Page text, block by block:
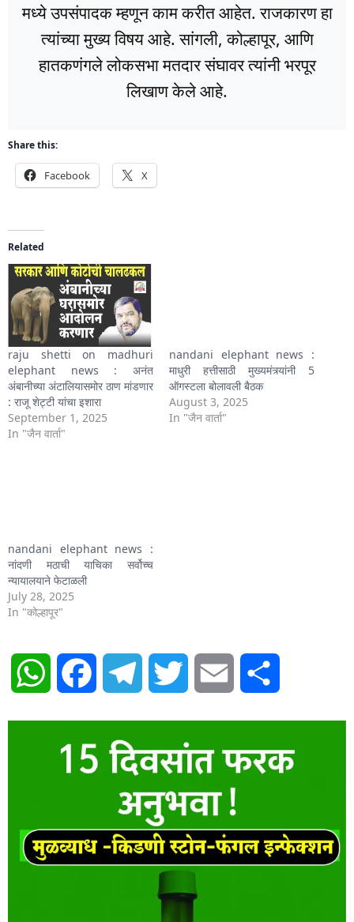
मध्ये उपसंपादक म्हणून काम करीत आहेत. राजकारण हा
त्यांच्या मुख्य विषय आहे. सांगली, कोल्हापूर, आणि
हातकणंगले लोकसभा मतदार संघावर त्यांनी भरपूर
लिखाण केले आहे.
Share this:
Facebook X
Related
raju shetti on madhuri
elephant news : अनंत
अंबानीच्या अंटालियासमोर ठाण मांडणार
: राजू शेट्टी यांचा इशारा
September 1, 2025
In "जैन वार्ता"
nandani elephant news :
माधुरी हत्तीसाठी मुख्यमंत्र्यांनी 5
ऑगस्टला बोलावली बैठक
August 3, 2025
In "जैन वार्ता"
nandani elephant news :
नांदणी मठाची याचिका सर्वोच्च
न्यायालयाने फेटाळली
July 28, 2025
In "कोल्हापूर"
WhatsAppFacebook Telegram Twitter Email